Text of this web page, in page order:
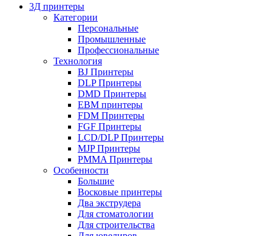
3Д принтеры
Категории
Персональные
Промышленные
Профессиональные
Технология
BJ Принтеры
DLP Принтеры
DMD Принтеры
EBM принтеры
FDM Принтеры
FGF Принтеры
LCD/DLP Принтеры
MJP Принтеры
PMMA Принтеры
Особенности
Большие
Восковые принтеры
Два экструдера
Для стоматологии
Для строительства